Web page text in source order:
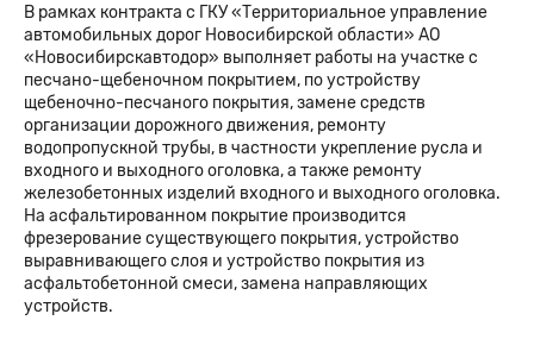
В рамках контракта с ГКУ «Территориальное управление
автомобильных дорог Новосибирской области» АО
«Новосибирскавтодор» выполняет работы на участке с
песчано-щебеночном покрытием, по устройству
щебеночно-песчаного покрытия, замене средств
организации дорожного движения, ремонту
водопропускной трубы, в частности укрепление русла и
входного и выходного оголовка, а также ремонту
железобетонных изделий входного и выходного оголовка.
На асфальтированном покрытие производится
фрезерование существующего покрытия, устройство
выравнивающего слоя и устройство покрытия из
асфальтобетонной смеси, замена направляющих
устройств.